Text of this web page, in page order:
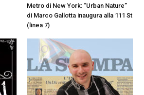
Metro di New York: “Urban Nature”
di Marco Gallotta inaugura alla 111 St
(linea 7)